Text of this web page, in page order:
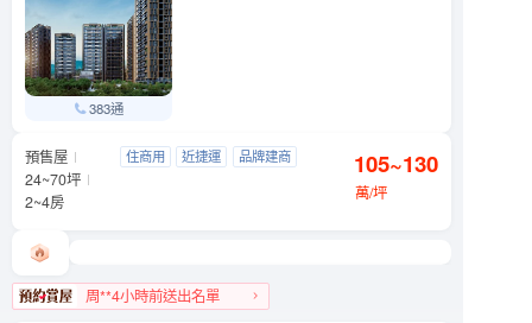
383通
元利四季莊園
文山區 木柵路一段290號
預售屋
24~70坪
2~4房
住商用 近捷運
品牌建商
105~130
萬/坪
周**4小時前送出名單